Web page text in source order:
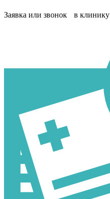
Заявка или звонок в клинику